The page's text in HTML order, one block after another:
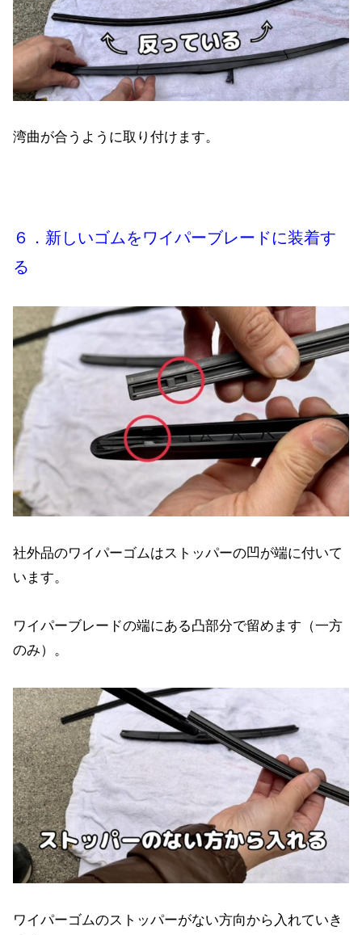
湾曲が合うように取り付けます。
６．新しいゴムをワイパーブレードに装着す
る
社外品のワイパーゴムはストッパーの凹が端に付いて
います。
ワイパーブレードの端にある凸部分で留めます（一方
のみ）。
ワイパーゴムのストッパーがない方向から入れていき